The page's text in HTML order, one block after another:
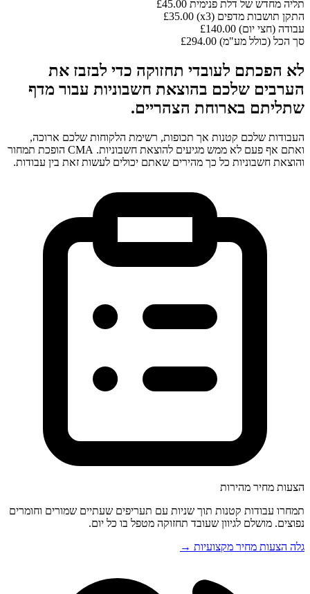
תליה מחדש של דלת פנימית £45.00
התקן תושבות מדפים (x3)
£35.00
עבודה (חצי יום) £140.00
סך הכל (כולל מע"מ) £294.00
לא הפכתם לעובדי תחזוקה כדי לבזבז את
הערבים שלכם בהוצאת חשבוניות עבור מדף
שתליתם בארוחת הצהריים.
העבודות שלכם קטנות אך תכופות, רשימת הלקוחות שלכם ארוכה,
ואתם אף פעם לא ממש מגיעים להוצאת חשבוניות. CMA הופכת תמחור
והוצאת חשבוניות כל כך מהירים שאתם יכולים לעשות זאת בין עבודות.
הצעות מחיר מהירות
תמחרו עבודות קטנות תוך שניות עם תעריפים שעתיים שמורים וחומרים
נפוצים. מושלם לגיוון שעובד תחזוקה מטפל בו כל יום.
גלה הצעות מחיר מקצועיות →